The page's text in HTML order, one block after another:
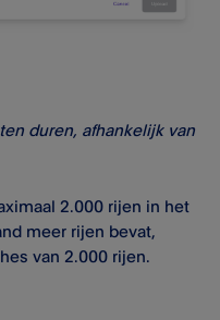
duren, afhankelijk van
2.000 rijen in het
meer rijen bevat,
van 2.000 rijen.